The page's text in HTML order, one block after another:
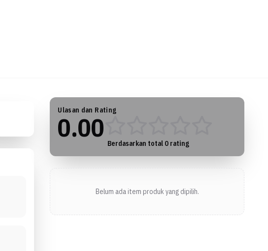
Ulasan dan Rating
0.00 Berdasarkan total 0 rating
Belum ada item produk yang dipilih.